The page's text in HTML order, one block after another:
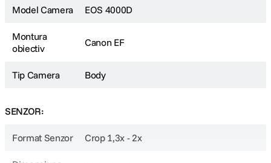
Model Camera EOS 4000D
Montura
obiectiv
Canon EF
Tip Camera Body
SENZOR:
Format Senzor Crop 1,3x - 2x